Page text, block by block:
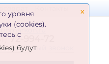
×
уровня
(cookies).
с
будут
72-994-72
обратный звонок